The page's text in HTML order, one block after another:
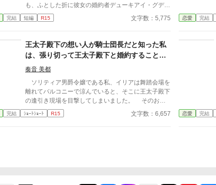
も、ふとした折に彼女の婚約者デューキアイ・グデー
レ公爵子息に想い人がいると知ってしまったからだ。
※内容はタイトル通りです、基本ヤベェ登場人物しか
で投稿中。
完結 短編 R15 文字数：5,775 恋愛 完結
王太子殿下の想い人が騎士団長だと知った私
は、張り切って王太子殿下と婚約することに
しました！
奏音 美都
ソリティア男爵令嬢である私、イリアは舞踏会場を
離れてバルコニーで涼んでいると、そこに王太子殿下
の逢引き現場を目撃してしまいました。 そのお相
手は……ロワール騎士団長様でした。 あぁ、なん
てことでしょう…… こんな、こんなのって……尊
完結 ｼｮｰﾄｼｮｰﾄ R15 文字数：6,657 恋愛 完結